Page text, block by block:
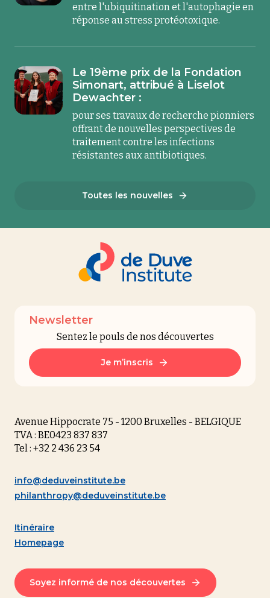
Toutes les nouvelles
entre l'ubiquitination et l'autophagie en
réponse au stress protéotoxique.
Le 19ème prix de la Fondation
Simonart, attribué à Liselot
Dewachter :
pour ses travaux de recherche pionniers
offrant de nouvelles perspectives de
traitement contre les infections
résistantes aux antibiotiques.
Newsletter
Sentez le pouls de nos découvertes
Je m’inscris
Avenue Hippocrate 75 - 1200 Bruxelles - BELGIQUE
TVA : BE0423 837 837
Tel : +32 2 436 23 54
info@deduveinstitute.be
philanthropy@deduveinstitute.be
Itinéraire
Homepage
Soyez informé de nos découvertes